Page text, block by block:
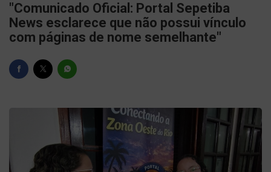
"Comunicado Oficial: Portal Sepetiba
News esclarece que não possui vínculo
com páginas de nome semelhante"